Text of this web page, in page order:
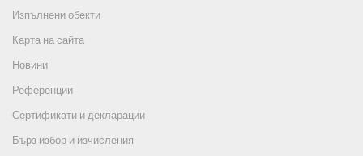
Изпълнени обекти
Карта на сайта
Новини
Референции
Сертификати и декларации
Бърз избор и изчисления